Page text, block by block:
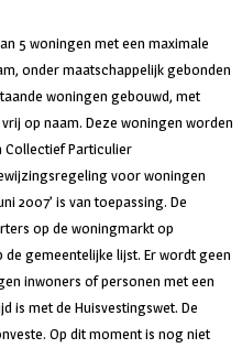
5 woningen met een maximale
onder maatschappelijk gebonden
woningen gebouwd, met
op naam. Deze woningen worden
Collectief Particulier
voor woningen
2007’ is van toepassing. De
op de woningmarkt op
gemeentelijke lijst. Er wordt geen
inwoners of personen met een
is met de Huisvestingswet. De
Op dit moment is nog niet